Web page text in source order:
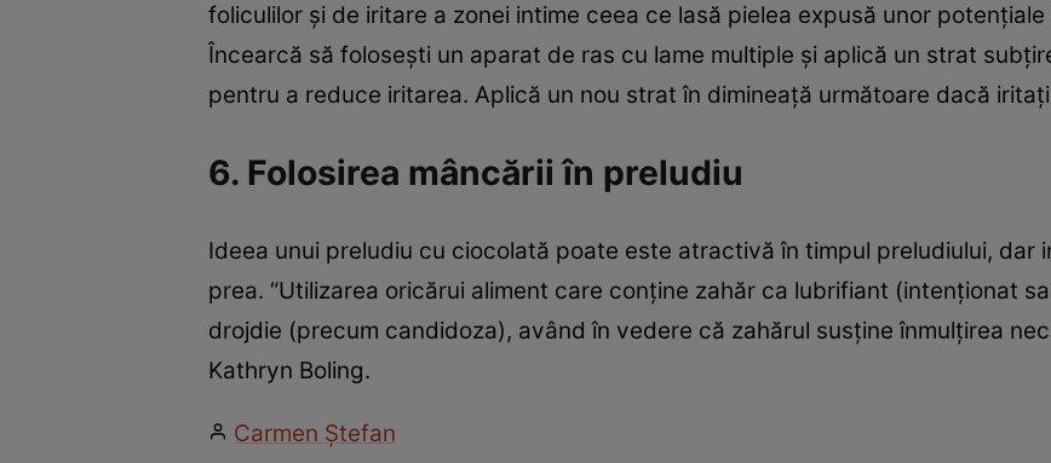
foliculilor şi de iritare a zonei intime ceea ce lasă pielea expusă unor
Încearcă să foloseşti un aparat de ras cu lame multiple şi aplică un strat
pentru a reduce iritarea. Aplică un nou strat în dimineaţă următoare dacă
6. Folosirea mâncării în preludiu
Ideea unui preludiu cu ciocolată poate este atractivă în timpul preludiului, dar
prea. “Utilizarea oricărui aliment care conţine zahăr ca lubrifiant (intenţionat
drojdie (precum candidoza), având în vedere că zahărul susţine înmulţirea
Kathryn Boling.
Carmen Ştefan